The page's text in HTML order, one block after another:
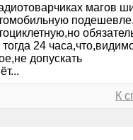
магов
24
допускать
К